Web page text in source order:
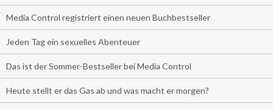
Media Control registriert einen neuen Buchbestseller
Jeden Tag ein sexuelles Abenteuer
Das ist der Sommer-Bestseller bei Media Control
Heute stellt er das Gas ab und was macht er morgen?